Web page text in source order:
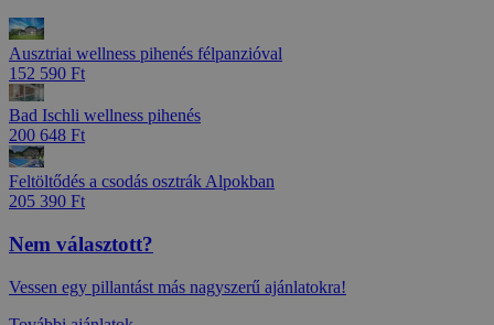
Ausztriai wellness pihenés félpanzióval
152 590 Ft
Bad Ischli wellness pihenés
200 648 Ft
Feltöltődés a csodás osztrák Alpokban
205 390 Ft
Nem választott?
Vessen egy pillantást más nagyszerű ajánlatokra!